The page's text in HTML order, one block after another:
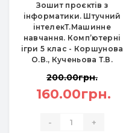
Зошит проєктів з
інформатики. Штучний
інтелекТ.Машинне
навчання. Комп’ютерні
ігри 5 клас - Коршунова
О.В., Кученьова Т.В.
200.00грн.
160.00грн.
- +